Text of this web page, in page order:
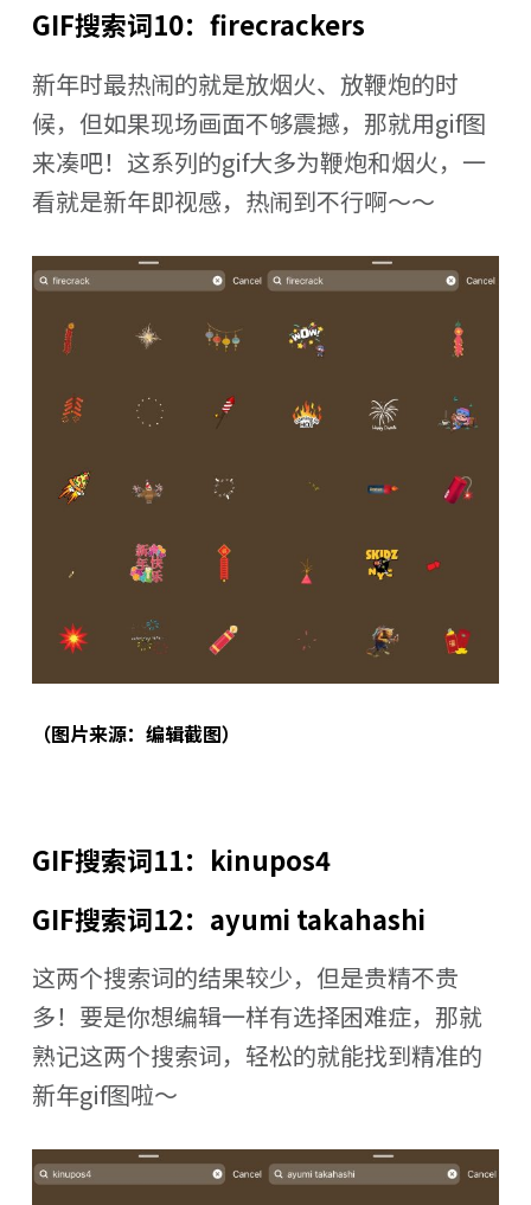
GIF搜索词10：firecrackers
新年时最热闹的就是放烟火、放鞭炮的时
候，但如果现场画面不够震撼，那就用gif图
来凑吧！这系列的gif大多为鞭炮和烟火，一
看就是新年即视感，热闹到不行啊～～
（图片来源：编辑截图）
GIF搜索词11：kinupos4
GIF搜索词12：ayumi takahashi
这两个搜索词的结果较少，但是贵精不贵
多！要是你想编辑一样有选择困难症，那就
熟记这两个搜索词，轻松的就能找到精准的
新年gif图啦～